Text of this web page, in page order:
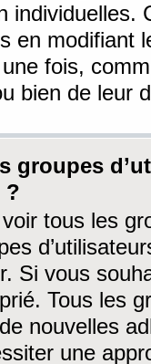
individuelles.
en modifiant
fois,
bien de leur
groupes
?
tous les
Si vous
Tous les
nouvelles
une